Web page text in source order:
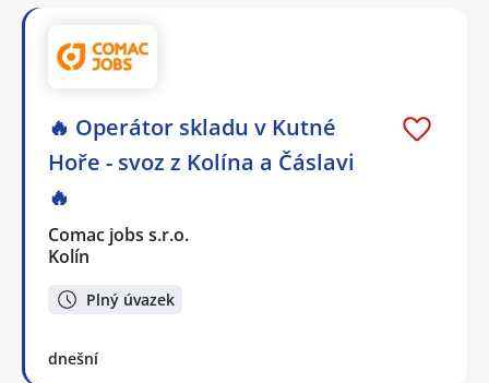
🔥 Operátor skladu v Kutné
Hoře - svoz z Kolína a Čáslavi
🔥
Comac jobs s.r.o.
Kolín
Plný úvazek
dnešní